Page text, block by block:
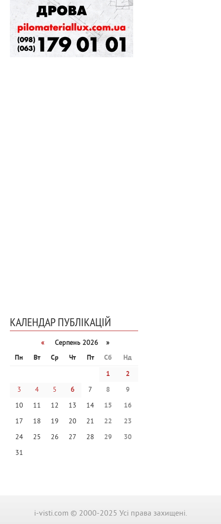
КАЛЕНДАР ПУБЛІКАЦІЙ
«
Серпень 2026 »
Пн
Вт Ср Чт Пт Сб
Нд
1
2
3
4 5 6 7 8
9
10
11 12 13 14 15
16
17
18 19 20 21 22
23
24
25 26 27 28 29
30
31
i-visti.com © 2000-2025 Усі права захищені.